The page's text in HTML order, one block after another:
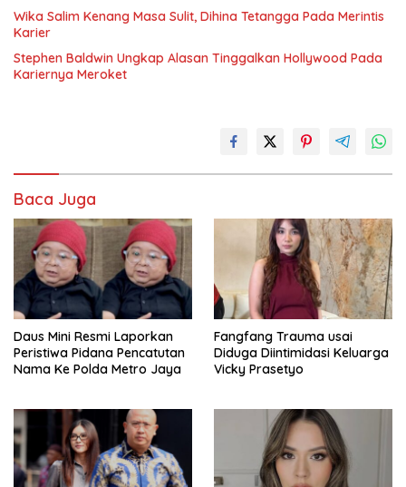
Wika Salim Kenang Masa Sulit, Dihina Tetangga Pada Merintis
Karier
Stephen Baldwin Ungkap Alasan Tinggalkan Hollywood Pada
Kariernya Meroket
Baca Juga
Daus Mini Resmi Laporkan
Peristiwa Pidana Pencatutan
Nama Ke Polda Metro Jaya
Fangfang Trauma usai
Diduga Diintimidasi Keluarga
Vicky Prasetyo